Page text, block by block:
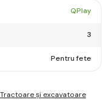
QPlay
3
Pentru fete
Tractoare și excavatoare